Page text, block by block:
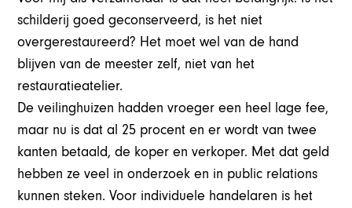
schilderij goed geconserveerd, is het niet
overgerestaureerd? Het moet wel van de hand
blijven van de meester zelf, niet van het
restauratieatelier.
De veilinghuizen hadden vroeger een heel lage fee,
maar nu is dat al 25 procent en er wordt van twee
kanten betaald, de koper en verkoper. Met dat geld
hebben ze veel in onderzoek en in public relations
kunnen steken. Voor individuele handelaren is het